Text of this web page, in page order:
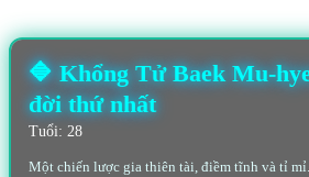
🔷 Khổng Tử Baek Mu-
đời thứ nhất
Tuổi: 28
Một chiến lược gia thiên tài, điềm tĩnh và tỉ